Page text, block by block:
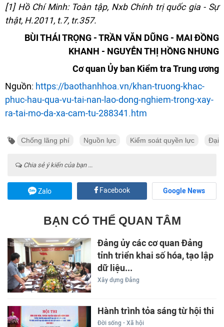
[1] Hồ Chí Minh: Toàn tập, Nxb Chính trị quốc gia - Sự
thật, H.2011, t.7, tr.357.
BÙI THÁI TRỌNG - TRẦN VĂN DŨNG - MAI ĐỒNG
KHANH - NGUYỄN THỊ HỒNG NHUNG
Cơ quan Ủy ban Kiểm tra Trung ương
Nguồn: https://baothanhhoa.vn/khan-truong-khac-
phuc-hau-qua-vu-tai-nan-lao-dong-nghiem-trong-xay-
ra-tai-mo-da-xa-cam-tu-288341.htm
Chống lãng phí Nguồn lực Kiểm soát quyền lực Đại
Chia sẻ ý kiến của bạn ...
Zalo Facebook Google News
BẠN CÓ THỂ QUAN TÂM
Đảng ủy các cơ quan Đảng
tỉnh triển khai số hóa, tạo lập
dữ liệu...
Xây dựng Đảng
Hành trình tỏa sáng từ hội thi
Đời sống - Xã hội